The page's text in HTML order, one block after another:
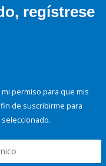
regístrese
permiso para que mis
de suscribirme para